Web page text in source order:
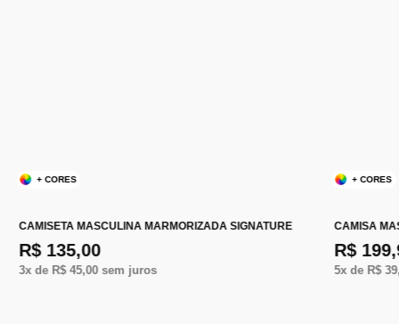
+ CORES
CAMISETA MASCULINA MARMORIZADA SIGNATURE
R$ 135,00
3x de R$ 45,00sem juros
+ CORES
CAMISA
R$
5x de R$